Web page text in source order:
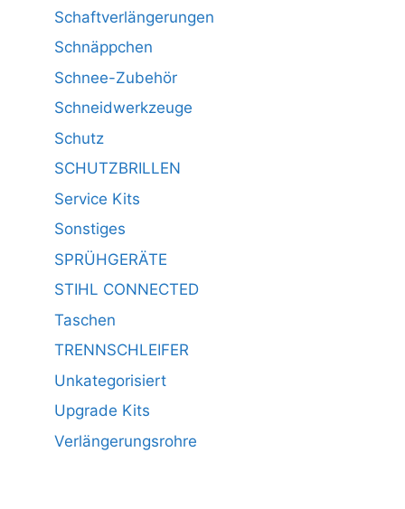
Schaftverlängerungen
Schnäppchen
Schnee-Zubehör
Schneidwerkzeuge
Schutz
SCHUTZBRILLEN
Service Kits
Sonstiges
SPRÜHGERÄTE
STIHL CONNECTED
Taschen
TRENNSCHLEIFER
Unkategorisiert
Upgrade Kits
Verlängerungsrohre